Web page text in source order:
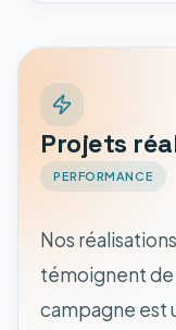
Projets
PERFORMANCE
Nos
témoignent de
campagne est